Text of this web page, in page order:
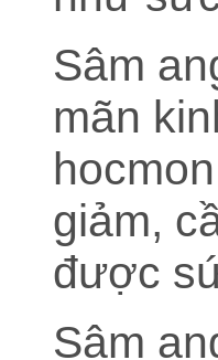
Sâm
mãn
giảm,
được
Sâm